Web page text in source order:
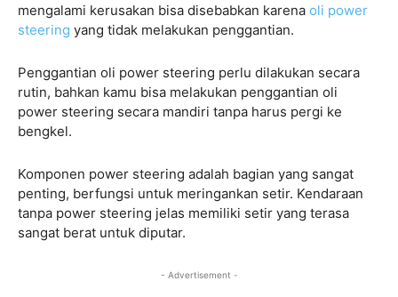
mengalami kerusakan bisa disebabkan karena oli power
steering yang tidak melakukan penggantian.
Penggantian oli power steering perlu dilakukan secara
rutin, bahkan kamu bisa melakukan penggantian oli
power steering secara mandiri tanpa harus pergi ke
bengkel.
Komponen power steering adalah bagian yang sangat
penting, berfungsi untuk meringankan setir. Kendaraan
tanpa power steering jelas memiliki setir yang terasa
sangat berat untuk diputar.
- Advertisement -